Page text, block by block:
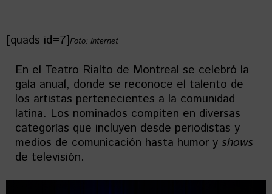
[quads id=7]Foto: Internet
En el Teatro Rialto de Montreal se celebró la
gala anual, donde se reconoce el talento de
los artistas pertenecientes a la comunidad
latina. Los nominados compiten en diversas
categorías que incluyen desde periodistas y
medios de comunicación hasta humor y shows
de televisión.